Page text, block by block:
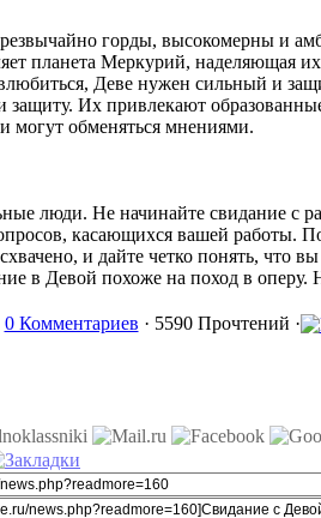
горды, высокомерны и
планета Меркурий, наделяющая
Деве нужен сильный и
защиту. Их привлекают
могут обменяться мнениями.
люди. Не начинайте свидание с
касающихся вашей работы.
и дайте четко понять, что вы
в Девой похоже на поход в
0 Комментариев · 5590 Прочтений ·